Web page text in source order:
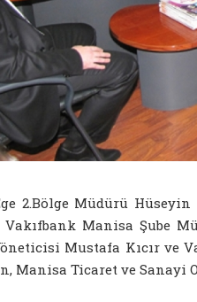
2.Bölge Müdürü
Vakıfbank Manisa Şube
Mustafa Kıcır ve
Manisa Ticaret ve Sanayi